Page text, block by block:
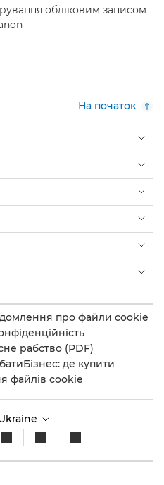
обліковим записом
На початок
про файли cookie
рабство (PDF)
Бізнес: де купити
файлів cookie